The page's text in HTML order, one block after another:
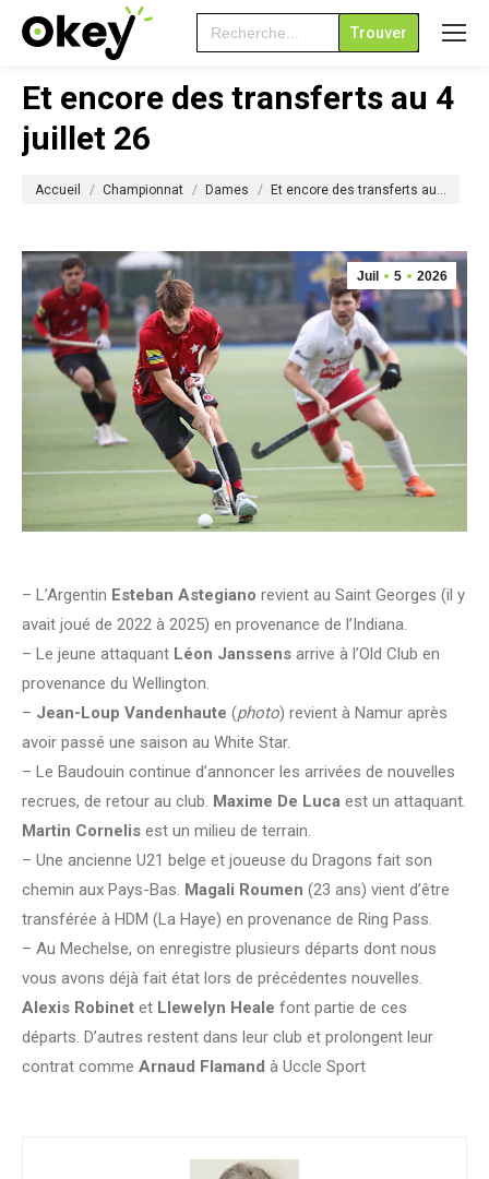
Search
for:
Et encore des transferts au 4
juillet 26
Accueil Championnat Dames Et encore des transferts au…
Juil 5 2026
– L’Argentin Esteban Astegiano revient au Saint Georges (il y
avait joué de 2022 à 2025) en provenance de l’Indiana.
– Le jeune attaquant Léon Janssens arrive à l’Old Club en
provenance du Wellington.
– Jean-Loup Vandenhaute (photo) revient à Namur après
avoir passé une saison au White Star.
– Le Baudouin continue d’annoncer les arrivées de nouvelles
recrues, de retour au club. Maxime De Luca est un attaquant.
Martin Cornelis est un milieu de terrain.
– Une ancienne U21 belge et joueuse du Dragons fait son
chemin aux Pays-Bas. Magali Roumen (23 ans) vient d’être
transférée à HDM (La Haye) en provenance de Ring Pass.
– Au Mechelse, on enregistre plusieurs départs dont nous
vous avons déjà fait état lors de précédentes nouvelles.
Alexis Robinet et Llewelyn Heale font partie de ces
départs. D’autres restent dans leur club et prolongent leur
contrat comme Arnaud Flamand à Uccle Sport